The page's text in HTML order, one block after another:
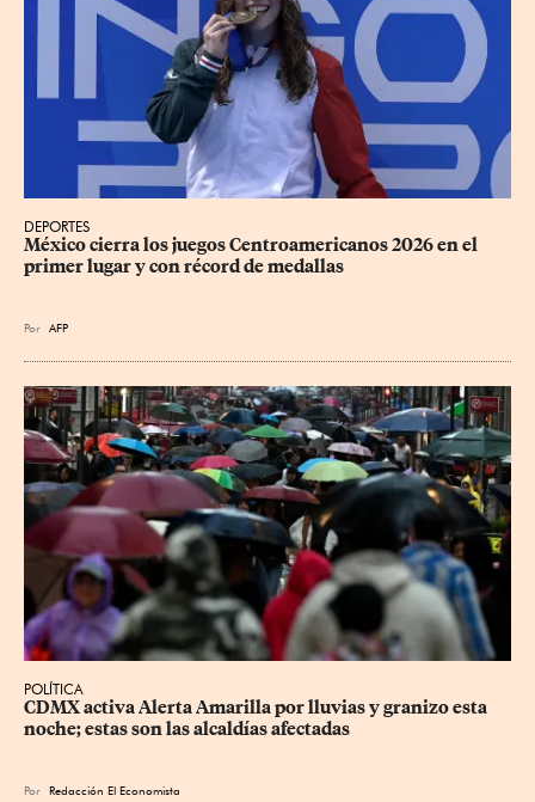
DEPORTES
México cierra los juegos Centroamericanos 2026 en el
primer lugar y con récord de medallas
Por AFP
POLÍTICA
CDMX activa Alerta Amarilla por lluvias y granizo esta
noche; estas son las alcaldías afectadas
Por Redacción El Economista